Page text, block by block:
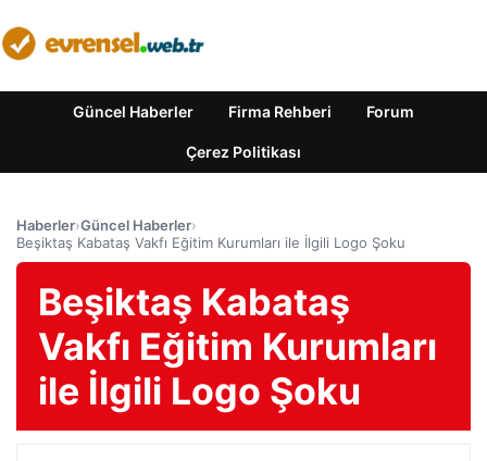
Güncel Haberler Firma Rehberi Forum
Çerez Politikası
Haberler›Güncel Haberler›
Beşiktaş Kabataş Vakfı Eğitim Kurumları ile İlgili Logo Şoku
Beşiktaş Kabataş
Vakfı Eğitim Kurumları
ile İlgili Logo Şoku